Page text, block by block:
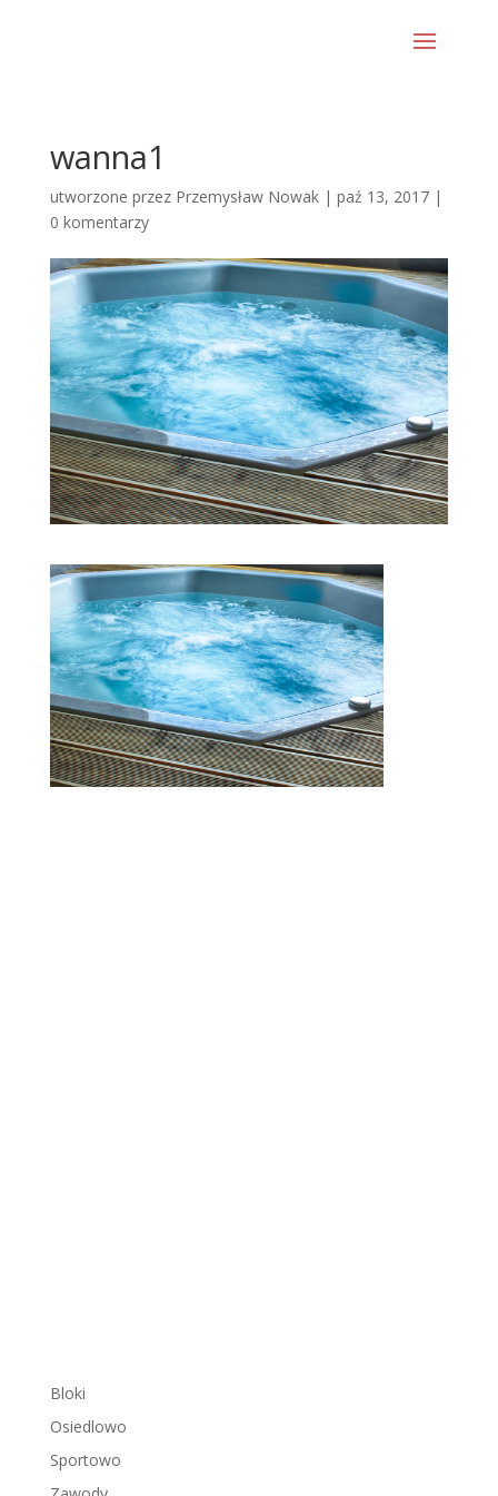
wanna1
utworzone przez Przemysław Nowak| paź 13, 2017|
0 komentarzy
Bloki
Osiedlowo
Sportowo